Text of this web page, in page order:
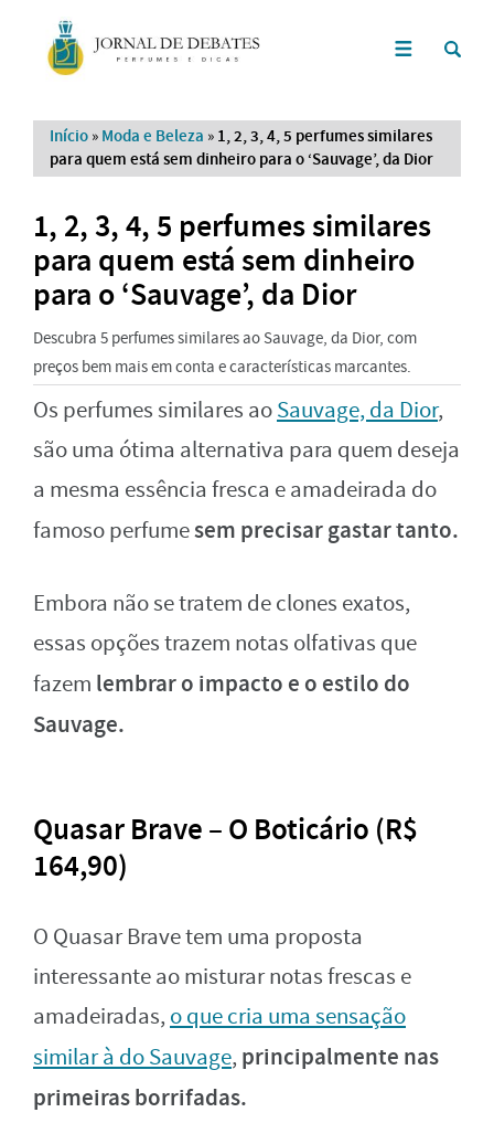
Início » Moda e Beleza » 1, 2, 3, 4, 5 perfumes similares
para quem está sem dinheiro para o ‘Sauvage’, da Dior
1, 2, 3, 4, 5 perfumes similares
para quem está sem dinheiro
para o ‘Sauvage’, da Dior
Descubra 5 perfumes similares ao Sauvage, da Dior, com
preços bem mais em conta e características marcantes.
Os perfumes similares aoSauvage, da Dior,
são uma ótima alternativa para quem deseja
a mesma essência fresca e amadeirada do
famoso perfumesem precisar gastar tanto.
Embora não se tratem de clones exatos,
essas opções trazem notas olfativas que
fazem lembrar o impacto e o estilo do
Sauvage.
Quasar Brave – O Boticário (R$
164,90)
O Quasar Brave tem uma proposta
interessante ao misturar notas frescas e
amadeiradas, o que cria uma sensação
similar à do Sauvage, principalmente nas
primeiras borrifadas.